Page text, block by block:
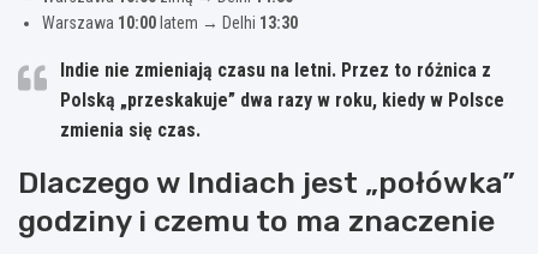
Warszawa 10:00latem → Delhi 13:30
Indie nie zmieniają czasu na letni. Przez to różnica z
Polską „przeskakuje” dwa razy w roku, kiedy w Polsce
zmienia się czas.
Dlaczego w Indiach jest „połówka”
godziny i czemu to ma znaczenie